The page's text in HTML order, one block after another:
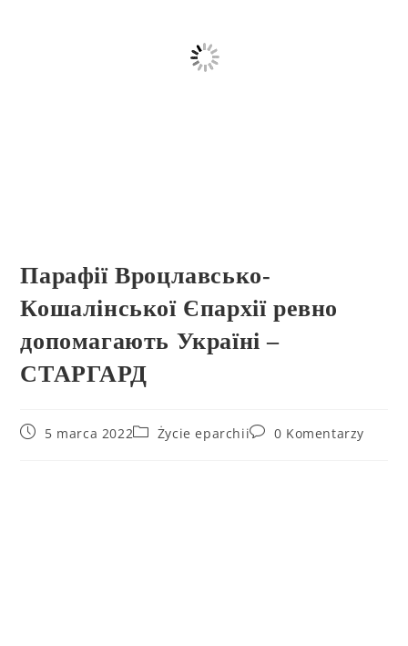
Парафії Вроцлавсько-
Кошалінської Єпархії ревно
допомагають Україні –
СТАРГАРД
5 marca 2022 Życie eparchii 0 Komentarzy